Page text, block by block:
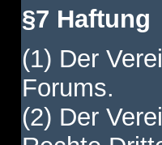
§7 Haftung
(1) Der
Forums.
(2) Der